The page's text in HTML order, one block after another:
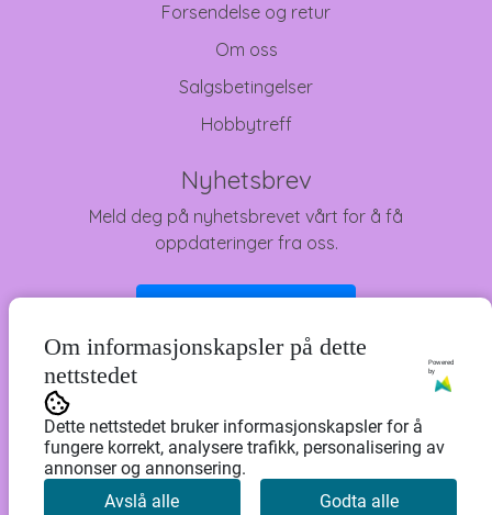
Forsendelse og retur
Om oss
Salgsbetingelser
Hobbytreff
Nyhetsbrev
Meld deg på nyhetsbrevet vårt for å få
oppdateringer fra oss.
Om informasjonskapsler på dette
nettstedet
Powered
by
Dette nettstedet bruker informasjonskapsler for å
fungere korrekt, analysere trafikk, personalisering av
annonser og annonsering.
Avslå alle
Godta alle